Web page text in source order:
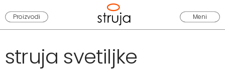
Proizvodi Meni
struja svetiljke